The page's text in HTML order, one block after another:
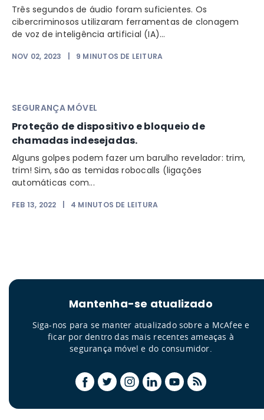
Três segundos de áudio foram suficientes. Os
cibercriminosos utilizaram ferramentas de clonagem
de voz de inteligência artificial (IA)...
NOV 02, 2023 9 MINUTOS DE LEITURA
SEGURANÇA MÓVEL
Proteção de dispositivo e bloqueio de
chamadas indesejadas.
Alguns golpes podem fazer um barulho revelador: trim,
trim! Sim, são as temidas robocalls (ligações
automáticas com...
FEB 13, 2022 4 MINUTOS DE LEITURA
Mantenha-se atualizado
Siga-nos para se manter atualizado sobre a McAfee e
ficar por dentro das mais recentes ameaças à
segurança móvel e do consumidor.